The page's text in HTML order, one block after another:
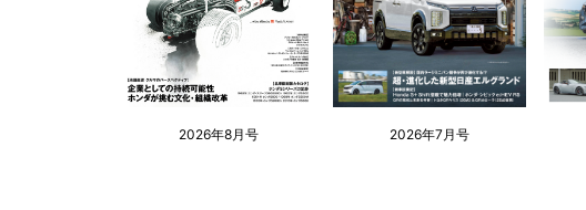
2026年8月号 2026年7月号